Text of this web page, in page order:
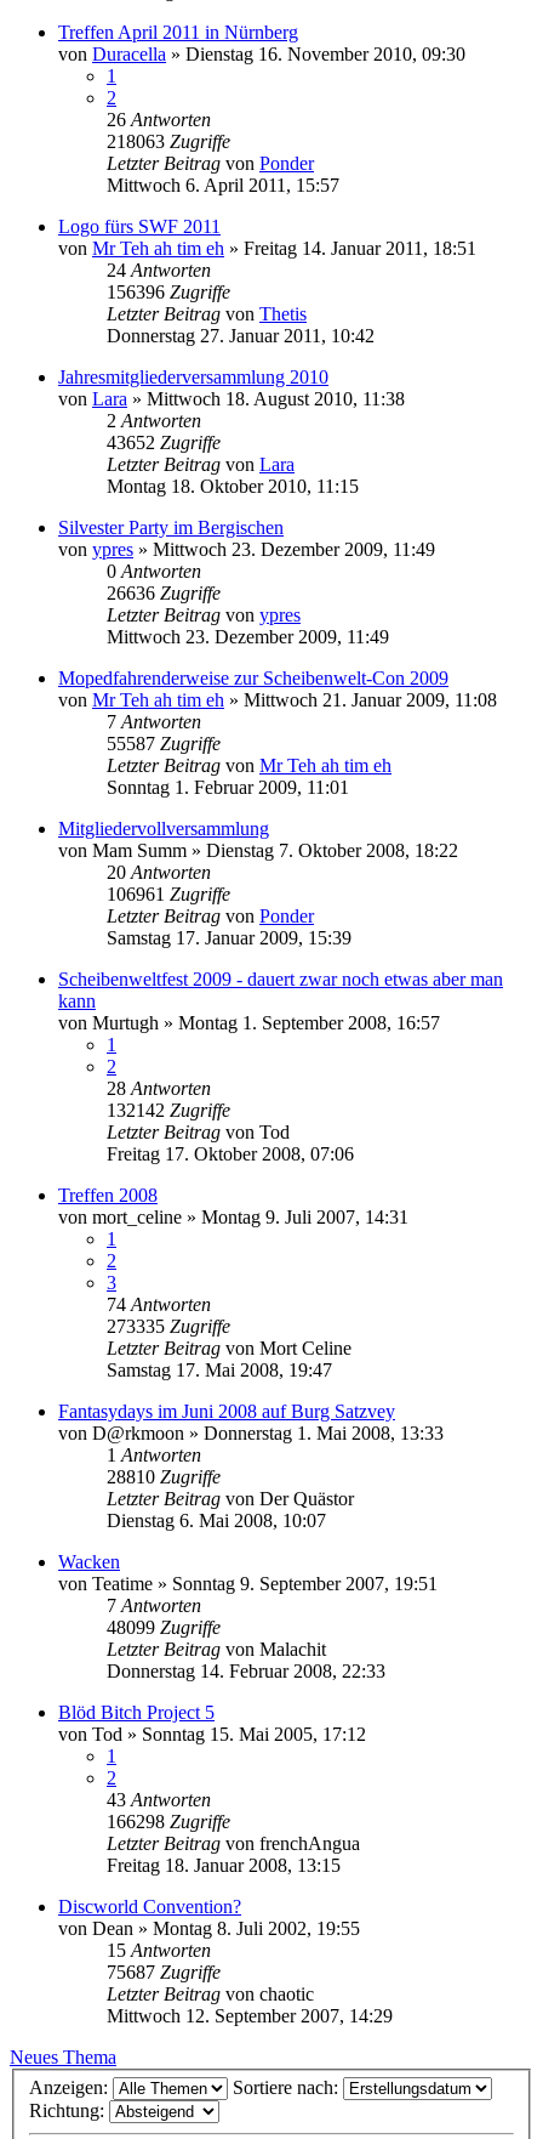
Treffen April 2011 in Nürnberg
von Duracella » Dienstag 16. November 2010, 09:30
1
2
26 Antworten
218063 Zugriffe
Letzter Beitrag von Ponder
Mittwoch 6. April 2011, 15:57
Logo fürs SWF 2011
von Mr Teh ah tim eh » Freitag 14. Januar 2011, 18:51
24 Antworten
156396 Zugriffe
Letzter Beitrag von Thetis
Donnerstag 27. Januar 2011, 10:42
Jahresmitgliederversammlung 2010
von Lara » Mittwoch 18. August 2010, 11:38
2 Antworten
43652 Zugriffe
Letzter Beitrag von Lara
Montag 18. Oktober 2010, 11:15
Silvester Party im Bergischen
von ypres » Mittwoch 23. Dezember 2009, 11:49
0 Antworten
26636 Zugriffe
Letzter Beitrag von ypres
Mittwoch 23. Dezember 2009, 11:49
Mopedfahrenderweise zur Scheibenwelt-Con 2009
von Mr Teh ah tim eh » Mittwoch 21. Januar 2009, 11:08
7 Antworten
55587 Zugriffe
Letzter Beitrag von Mr Teh ah tim eh
Sonntag 1. Februar 2009, 11:01
Mitgliedervollversammlung
von Mam Summ » Dienstag 7. Oktober 2008, 18:22
20 Antworten
106961 Zugriffe
Letzter Beitrag von Ponder
Samstag 17. Januar 2009, 15:39
Scheibenweltfest 2009 - dauert zwar noch etwas aber man
kann
von Murtugh » Montag 1. September 2008, 16:57
1
2
28 Antworten
132142 Zugriffe
Letzter Beitrag von Tod
Freitag 17. Oktober 2008, 07:06
Treffen 2008
von mort_celine » Montag 9. Juli 2007, 14:31
1
2
3
74 Antworten
273335 Zugriffe
Letzter Beitrag von Mort Celine
Samstag 17. Mai 2008, 19:47
Fantasydays im Juni 2008 auf Burg Satzvey
von D@rkmoon » Donnerstag 1. Mai 2008, 13:33
1 Antworten
28810 Zugriffe
Letzter Beitrag von Der Quästor
Dienstag 6. Mai 2008, 10:07
Wacken
von Teatime » Sonntag 9. September 2007, 19:51
7 Antworten
48099 Zugriffe
Letzter Beitrag von Malachit
Donnerstag 14. Februar 2008, 22:33
Blöd Bitch Project 5
von Tod » Sonntag 15. Mai 2005, 17:12
1
2
43 Antworten
166298 Zugriffe
Letzter Beitrag von frenchAngua
Freitag 18. Januar 2008, 13:15
Discworld Convention?
von Dean » Montag 8. Juli 2002, 19:55
15 Antworten
75687 Zugriffe
Letzter Beitrag von chaotic
Mittwoch 12. September 2007, 14:29
Neues Thema
Anzeigen:
Sortiere nach:
Richtung: